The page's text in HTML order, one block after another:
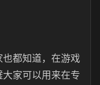
都知道，在游戏
家可以用来在专